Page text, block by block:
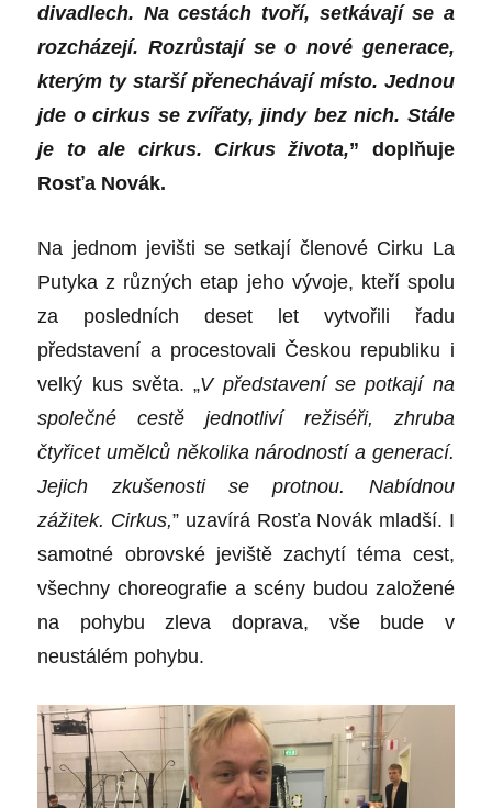
divadlech. Na cestách tvoří, setkávají se a
rozcházejí. Rozrůstají se o nové generace,
kterým ty starší přenechávají místo. Jednou
jde o cirkus se zvířaty, jindy bez nich. Stále
je to ale cirkus. Cirkus života,” doplňuje
Rosťa Novák.
Na jednom jevišti se setkají členové Cirku La
Putyka z různých etap jeho vývoje, kteří spolu
za posledních deset let vytvořili řadu
představení a procestovali Českou republiku i
velký kus světa. „V představení se potkají na
společné cestě jednotliví režiséři, zhruba
čtyřicet umělců několika národností a generací.
Jejich zkušenosti se protnou. Nabídnou
zážitek. Cirkus,” uzavírá Rosťa Novák mladší. I
samotné obrovské jeviště zachytí téma cest,
všechny choreografie a scény budou založené
na pohybu zleva doprava, vše bude v
neustálém pohybu.